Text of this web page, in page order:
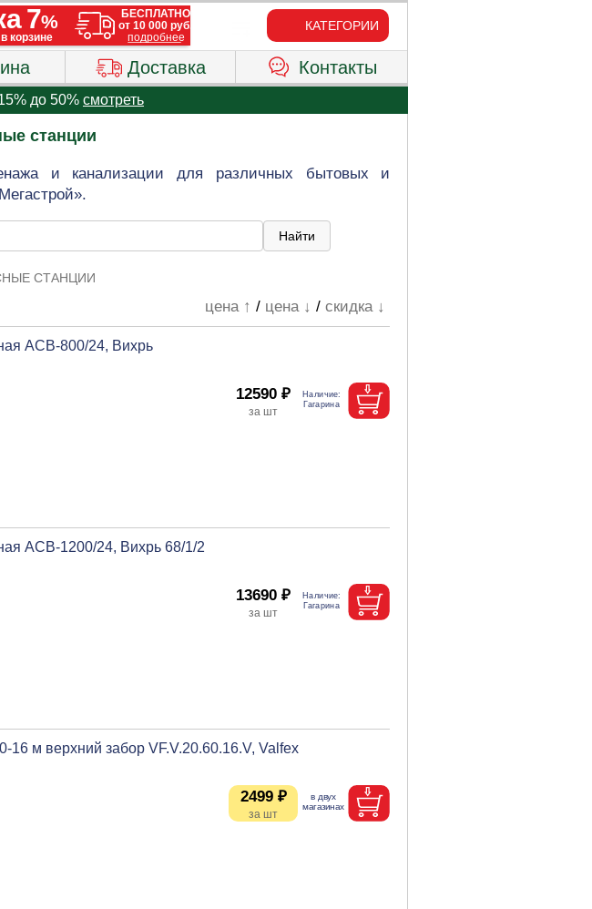
КАТЕГОРИИ
Доставка Контакты
до 50% смотреть
станции
и канализации для различных бытовых и
СТАНЦИИ
цена ↑ / цена ↓ /скидка ↓
АСВ-800/24, Вихрь
12590 ₽
АСВ-1200/24, Вихрь 68/1/2
13690 ₽
м верхний забор VF.V.20.60.16.V, Valfex
2499 ₽